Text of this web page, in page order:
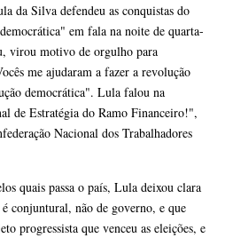
da Silva defendeu as conquistas do
em fala na noite de quarta-
virou motivo de orgulho para
me ajudaram a fazer a revolução
democrática". Lula falou na
de Estratégia do Ramo Financeiro!",
Nacional dos Trabalhadores
quais passa o país, Lula deixou clara
conjuntural, não de governo, e que
progressista que venceu as eleições, e